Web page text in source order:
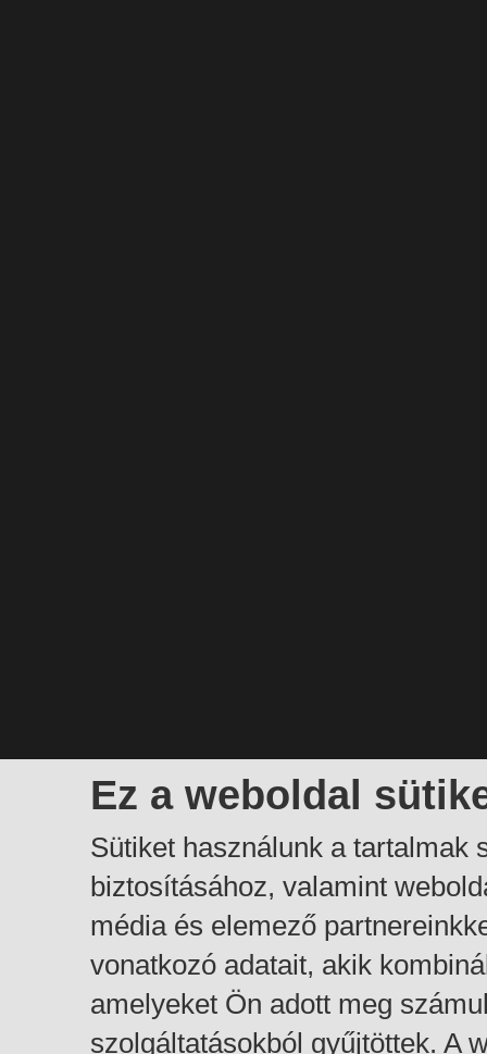
Ez a weboldal
Sütiket használunk a tartalmak
biztosításához, valamint
média és elemező
vonatkozó adatait, akik
amelyeket Ön adott meg
szolgáltatásokból gyűjtöttek. A